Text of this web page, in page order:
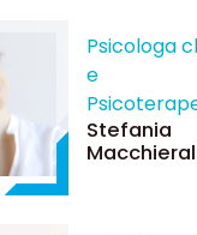
Psicologa
e
Stefania